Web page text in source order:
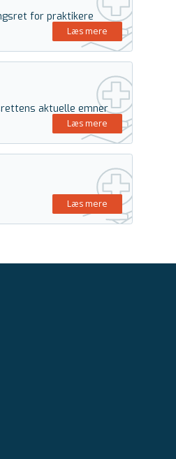
for praktikere
Læs mere
aktuelle emner
Læs mere
Læs mere